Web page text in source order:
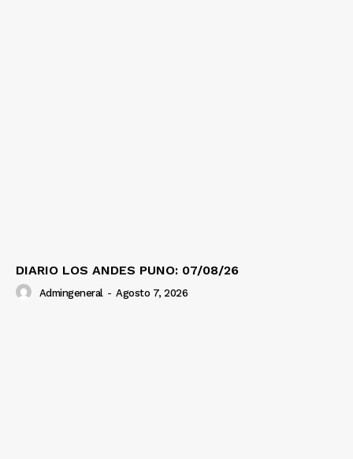
DIARIO LOS ANDES PUNO: 07/08/26
Admingeneral - Agosto 7, 2026